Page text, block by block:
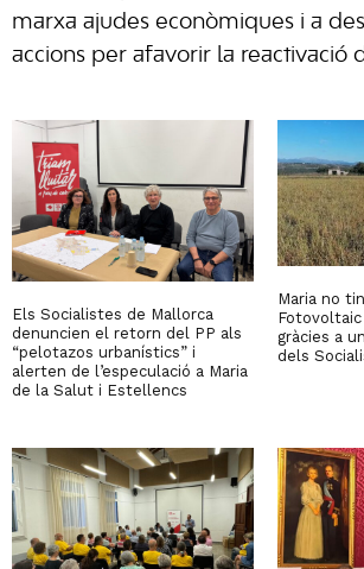
marxa ajudes econòmiques i a
accions per afavorir la reactivació
Els Socialistes de Mallorca
denuncien el retorn del PP als
“pelotazos urbanístics” i
alerten de l’especulació a Maria
de la Salut i Estellencs
Maria no
Fotovoltaic
gràcies a
dels